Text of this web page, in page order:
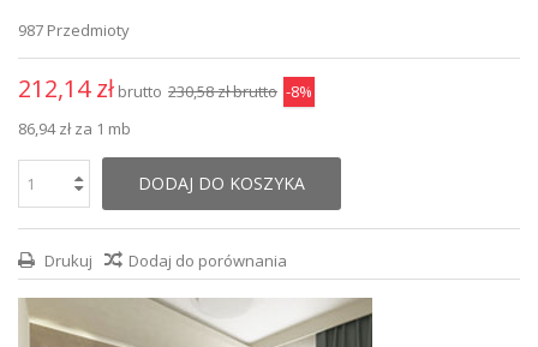
987 Przedmioty
212,14 zł brutto 230,58 złbrutto -8%
86,94 złza 1 mb
DODAJ DO KOSZYKA
Drukuj Dodaj do porównania